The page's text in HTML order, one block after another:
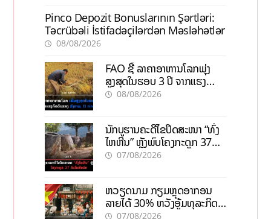
Pinco Depozit Bonuslarının Şərtləri:
Təcrübəli İstifadəçilərdən Məsləhətlər
08/08/2026
FAO ຊີ້ ລາຄາອາຫານໂລກພຸ່ງ
ສູງສຸດໃນຮອບ 3 ປີ ຈາກແຮງ
ກົດດັນຂອງສົງຄາມ, El nino
08/08/2026
ນັກບູຮານຄະດີໄຂປິດສະໜາ “ທົ່ງ
ໄຫຫີນ” ຫຼັງພົບໂຄງກະດູກ 37
ຄົນໃນຫີນຍັກ
07/08/2026
ຫວຽດນາມ ກຽມຫຼຸດອາກອນ
ລາຍໄດ້ 30% ຫວັງອູ້ມທຸລະກິດ
ຂະໜາດນ້ອຍ ແລະ ຈຸນລະ
07/08/2026